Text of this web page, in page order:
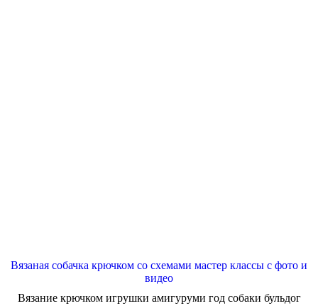
Вязаная собачка крючком со схемами мастер классы с фото и
видео
Вязание крючком игрушки амигуруми год собаки бульдог